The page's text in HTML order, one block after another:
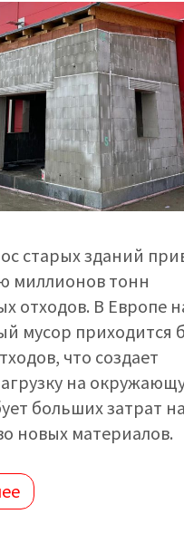
старых зданий
миллионов тонн
отходов. В Европе
мусор приходится
что создает
на
больших затрат на
новых материалов.